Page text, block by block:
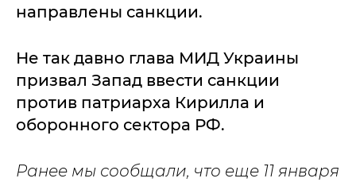
направлены санкции.
Не так давно глава МИД Украины
призвал Запад ввести санкции
против патриарха Кирилла и
оборонного сектора РФ.
Ранее мы сообщали, что еще 11 января